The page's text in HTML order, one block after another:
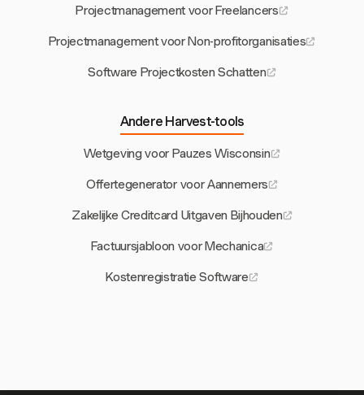
Projectmanagement voor Freelancers
Projectmanagement voor Non-profitorganisaties
Software Projectkosten Schatten
Andere Harvest-tools
Wetgeving voor Pauzes Wisconsin
Offertegenerator voor Aannemers
Zakelijke Creditcard Uitgaven Bijhouden
Factuursjabloon voor Mechanica
Kostenregistratie Software